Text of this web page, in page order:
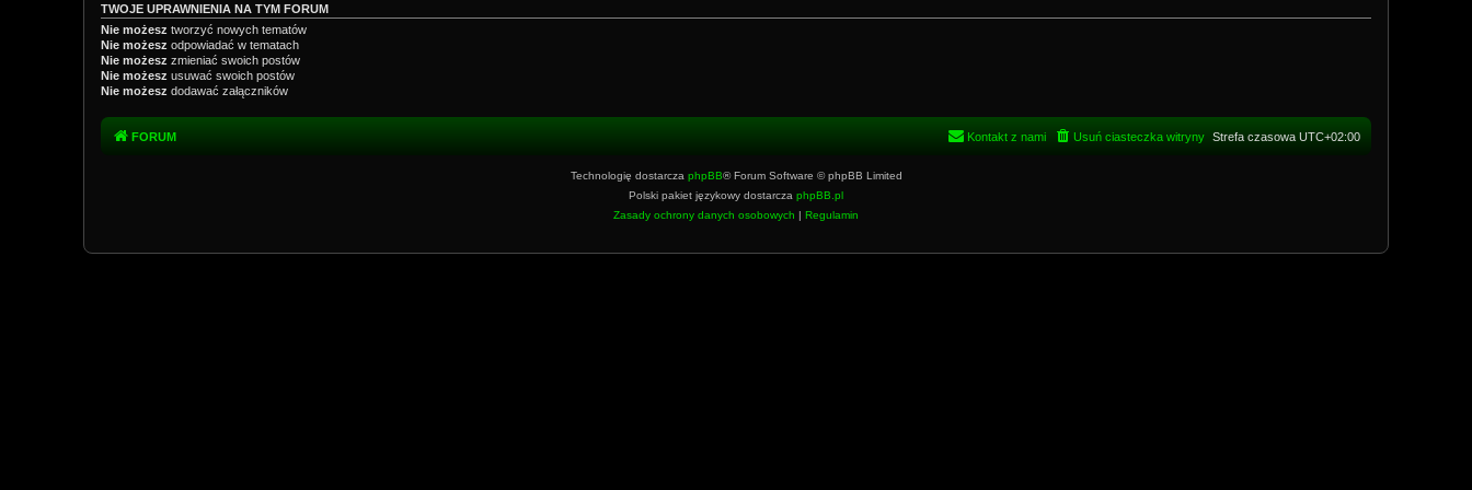
TWOJE UPRAWNIENIA NA TYM FORUM
Nie możesz tworzyć nowych tematów
Nie możesz odpowiadać w tematach
Nie możesz zmieniać swoich postów
Nie możesz usuwać swoich postów
Nie możesz dodawać załączników
FORUM Strefa czasowa UTC+02:00
Usuń ciasteczka witryny
Kontakt z nami
Technologię dostarcza phpBB® Forum Software © phpBB Limited
Polski pakiet językowy dostarcza phpBB.pl
Zasady ochrony danych osobowych | Regulamin